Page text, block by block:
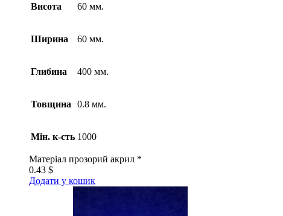
Висота 60 мм.
Ширина 60 мм.
Глибина 400 мм.
Товщина 0.8 мм.
Мін. к-сть 1000
Матеріал прозорий акрил *
0.43 $
Додати у кошик